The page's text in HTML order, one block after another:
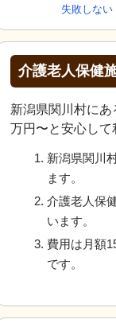
失敗しない
介護老人保健
新潟県関川村に
万円〜と安心して
新潟県関川
ます。
介護老人保
います。
費用は月額
です。